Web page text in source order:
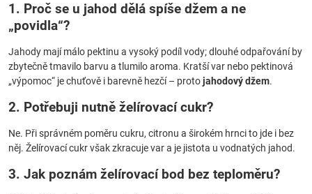
1. Proč se u jahod dělá spíše džem a ne
„povidla“?
Jahody mají málo pektinu a vysoký podíl vody; dlouhé odpařování by
zbytečně tmavilo barvu a tlumilo aroma. Kratší var nebo pektinová
„výpomoc“ je chuťově i barevně hezčí – protojahodový džem.
2. Potřebuji nutně želírovací cukr?
Ne. Při správném poměru cukru, citronu a širokém hrnci to jde i bez
něj. Želírovací cukr však zkracuje var a je jistota u vodnatých jahod.
3. Jak poznám želírovací bod bez teploměru?